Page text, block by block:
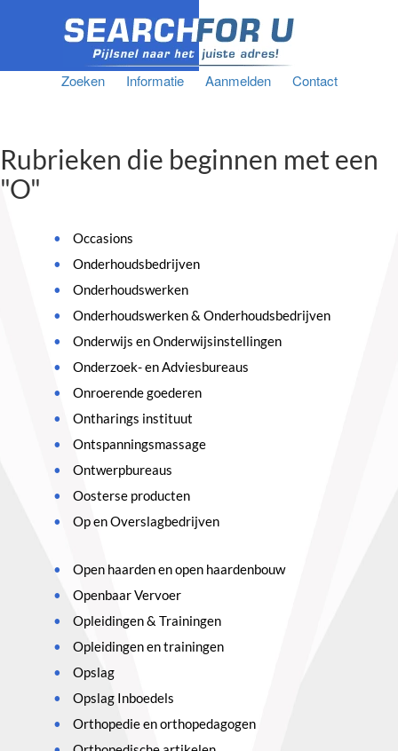
Zoeken Informatie Aanmelden Contact
Rubrieken die beginnen met een
"O"
Occasions
Onderhoudsbedrijven
Onderhoudswerken
Onderhoudswerken & Onderhoudsbedrijven
Onderwijs en Onderwijsinstellingen
Onderzoek- en Adviesbureaus
Onroerende goederen
Ontharings instituut
Ontspanningsmassage
Ontwerpbureaus
Oosterse producten
Op en Overslagbedrijven
Open haarden en open haardenbouw
Openbaar Vervoer
Opleidingen & Trainingen
Opleidingen en trainingen
Opslag
Opslag Inboedels
Orthopedie en orthopedagogen